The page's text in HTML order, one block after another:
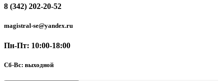
8 (342) 202-20-52
magistral-se@yandex.ru
Пн-Пт: 10:00-18:00
Сб-Вс: выходной